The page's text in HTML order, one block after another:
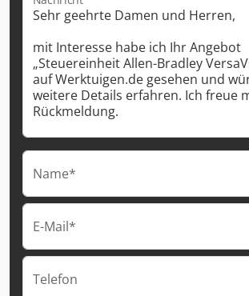
Name*
E-Mail*
Telefon